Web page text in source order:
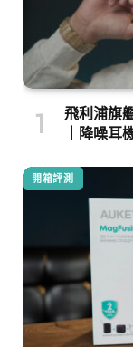
飛利浦旗
｜降噪耳
開箱評測